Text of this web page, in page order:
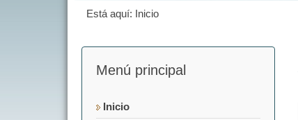
Está aquí: Inicio
Menú principal
Inicio